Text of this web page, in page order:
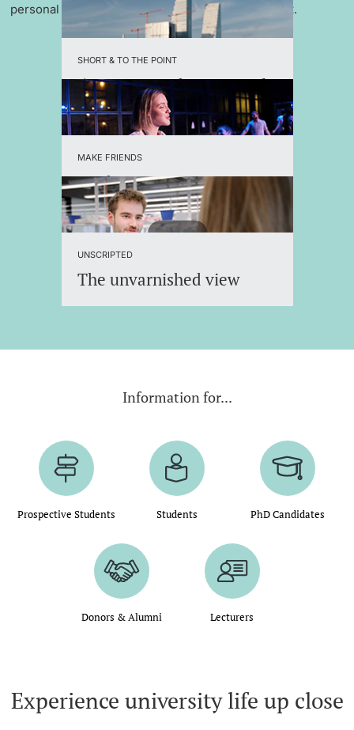
personal support and an international environment.
SHORT & TO THE POINT
5 reasons to choose Basel
MAKE FRIENDS
Student Organizations
UNSCRIPTED
The unvarnished view
Information for...
Prospective Students Students PhD Candidates
Donors & Alumni Lecturers
Experience university life up close